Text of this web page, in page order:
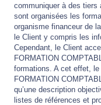
communiquer à des tiers
sont organisées les
organisme financeur de
le Client y compris les
Cependant, le Client
FORMATION
formations. A cet effet,
FORMATION
qu’une description
listes de références et